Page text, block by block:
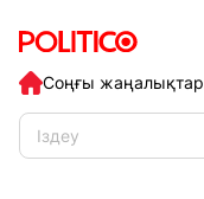
Соңғы жаңалықтар